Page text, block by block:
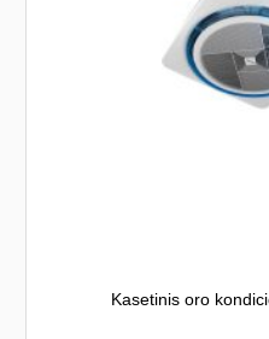
Kasetinis oro